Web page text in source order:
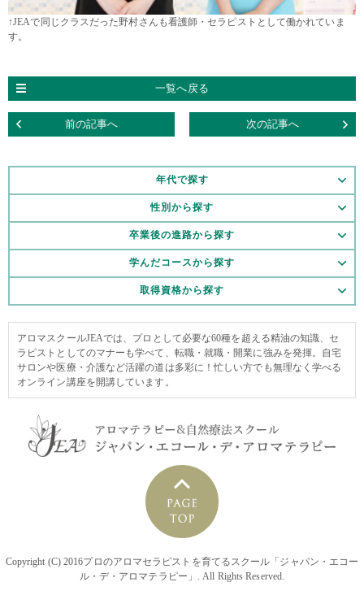
↑JEAで同じクラスだった野村さんも看護師・セラピストとして働かれていま
す。
前の記事へ
一覧へ戻る
次の記事へ
年代で探す
性別から探す
卒業後の進路から探す
学んだコースから探す
取得資格から探す
アロマスクールJEAでは、プロとして必要な60種を超える精油の知識、セ
ラピストとしてのマナーも学べて、転職・就職・開業に強みを発揮。自宅
サロンや医療・介護など活躍の道は多彩に！忙しい方でも無理なく学べる
オンライン講座を開講しています。
Copyright (C) 2016プロのアロマセラピストを育てるスクール「ジャパン・エコー
ル・デ・アロマテラピー」. All Rights Reserved.